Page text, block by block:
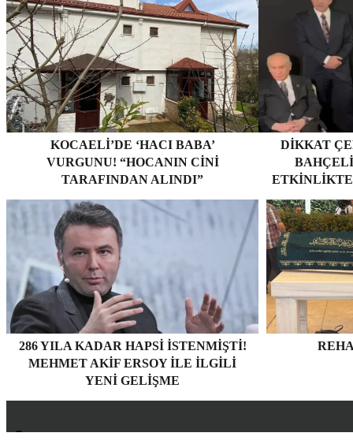
KOCAELI’DE ‘HACI BABA’
VURGUNU! “HOCANIN CINI
TARAFINDAN ALINDI”
DIKKAT
286 YILA KADAR HAPSI ISTENMIŞTI!
MEHMET AKIF ERSOY ILE ILGILI
YENI GELIŞME